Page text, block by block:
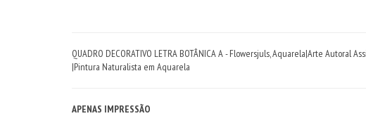
QUADRO DECORATIVO LETRA BOTÂNICA A - Flowersjuls, Aquarela|Arte Autoral
|Pintura Naturalista em Aquarela
APENAS IMPRESSÃO